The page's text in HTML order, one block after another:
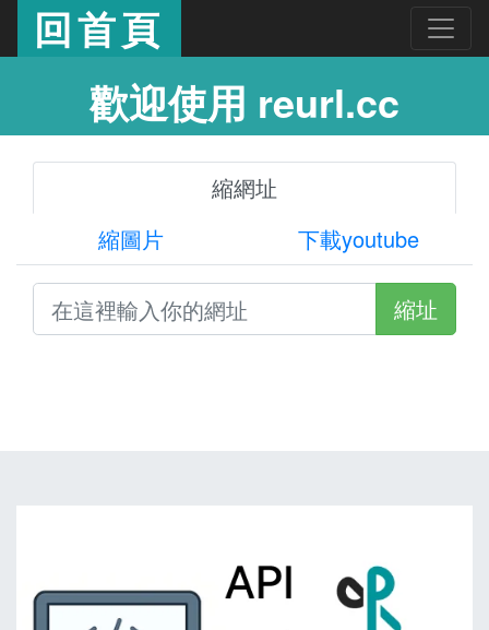
回首頁
歡迎使用 reurl.cc
縮網址
縮圖片
下載youtube
縮址